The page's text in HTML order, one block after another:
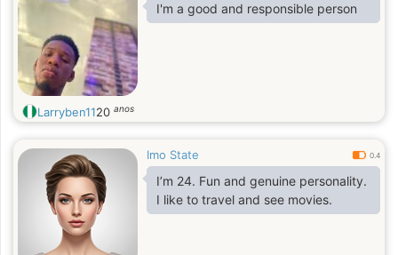
I'm a good and responsible person
Larryben1120 anos
Imo State 0.4
I’m 24. Fun and genuine personality.
I like to travel and see movies.